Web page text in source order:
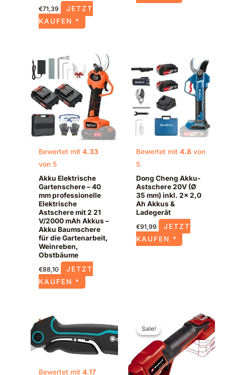
€71,39
JETZT
KAUFEN *
Bewertet mit4.33
von 5
Akku Elektrische
Gartenschere – 40
mm professionelle
Elektrische
Astschere mit 2 21
V/2000 mAh Akkus –
Akku Baumschere
für die Gartenarbeit,
Weinreben,
Obstbäume
€88,10
JETZT
KAUFEN *
Bewertet mit 4.8von
5
Dong Cheng Akku-
Astschere 20V (Ø
35 mm) inkl. 2x 2,0
Ah Akkus &
Ladegerät
€91,99
JETZT
KAUFEN *
Bewertet mit4.17
Sale!
Sale!
Ursprünglicher
war:
€99,95
Aktueller
Preis
ist:
€71,45.